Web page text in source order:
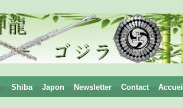
Shiba Japon Newsletter Contact Accueil